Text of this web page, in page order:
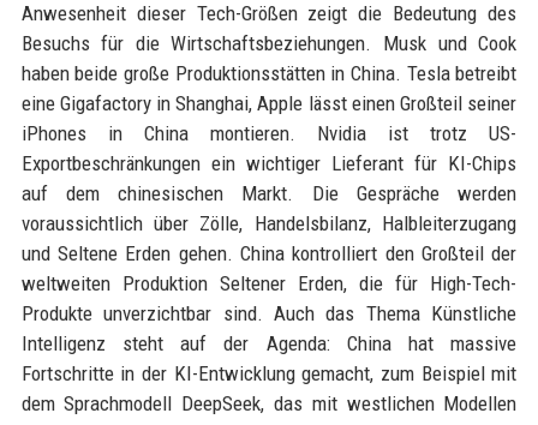
Anwesenheit dieser Tech-Größen zeigt die Bedeutung des
Besuchs für die Wirtschaftsbeziehungen. Musk und Cook
haben beide große Produktionsstätten in China. Tesla betreibt
eine Gigafactory in Shanghai, Apple lässt einen Großteil seiner
iPhones in China montieren. Nvidia ist trotz US-
Exportbeschränkungen ein wichtiger Lieferant für KI-Chips
auf dem chinesischen Markt. Die Gespräche werden
voraussichtlich über Zölle, Handelsbilanz, Halbleiterzugang
und Seltene Erden gehen. China kontrolliert den Großteil der
weltweiten Produktion Seltener Erden, die für High-Tech-
Produkte unverzichtbar sind. Auch das Thema Künstliche
Intelligenz steht auf der Agenda: China hat massive
Fortschritte in der KI-Entwicklung gemacht, zum Beispiel mit
dem Sprachmodell DeepSeek, das mit westlichen Modellen